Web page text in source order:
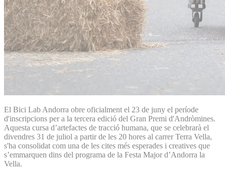
El Bici Lab Andorra obre oficialment el 23 de juny el període
d'inscripcions per a la tercera edició del Gran Premi d'Andròmines.
Aquesta cursa d’artefactes de tracció humana, que se celebrarà el
divendres 31 de juliol a partir de les 20 hores al carrer Terra Vella,
s'ha consolidat com una de les cites més esperades i creatives que
s’emmarquen dins del programa de la Festa Major d’Andorra la
Vella.